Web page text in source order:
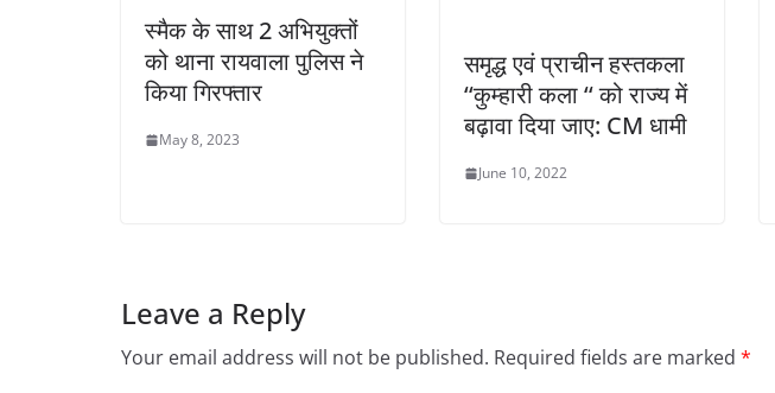
स्मैक के साथ 2 अभियुक्तों
को थाना रायवाला पुलिस ने
किया गिरफ्तार
May 8, 2023
समृद्ध एवं प्राचीन हस्तकला
‘‘कुम्हारी कला ‘‘ को राज्य में
बढ़ावा दिया जाए: CM धामी
June 10, 2022
Leave a Reply
Your email address will not be published. Required fields are marked *